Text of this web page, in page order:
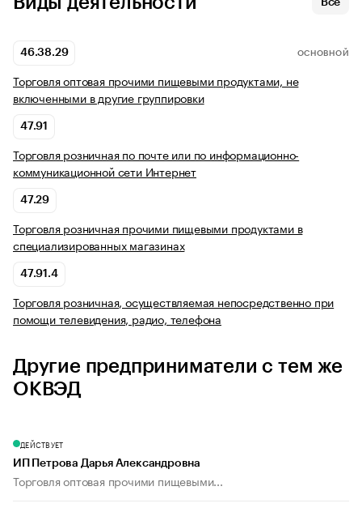
Все
46.38.29 ОСНОВНОЙ
Торговля оптовая прочими пищевыми продуктами, не
включенными в другие группировки
47.91
Торговля розничная по почте или по информационно-
коммуникационной сети Интернет
47.29
Торговля розничная прочими пищевыми продуктами в
специализированных магазинах
47.91.4
Торговля розничная, осуществляемая непосредственно при
помощи телевидения, радио, телефона
Другие предприниматели с тем же
ОКВЭД
ДЕЙСТВУЕТ
ИП Петрова Дарья Александровна
Торговля оптовая прочими пищевыми...